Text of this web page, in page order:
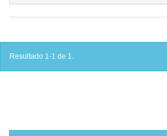
Resultado 1-1 de 1.